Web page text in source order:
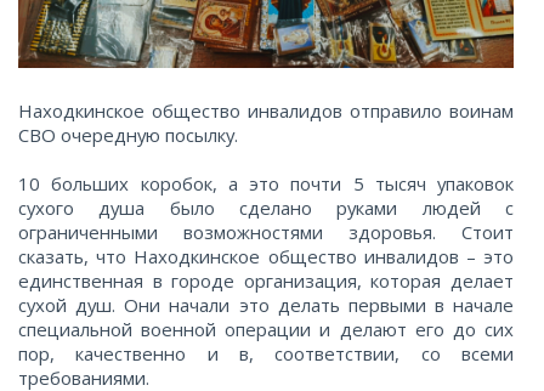
Находкинское общество инвалидов отправило воинам
СВО очередную посылку.
10 больших коробок, а это почти 5 тысяч упаковок
сухого душа было сделано руками людей с
ограниченными возможностями здоровья. Стоит
сказать, что Находкинское общество инвалидов – это
единственная в городе организация, которая делает
сухой душ. Они начали это делать первыми в начале
специальной военной операции и делают его до сих
пор, качественно и в, соответствии, со всеми
требованиями.